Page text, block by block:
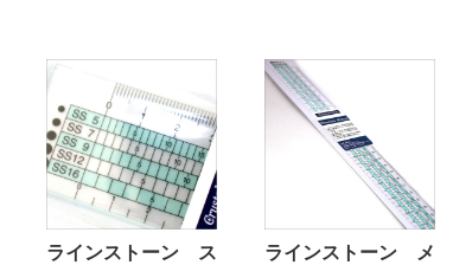
ラインストーン ス
ラインストーン メ